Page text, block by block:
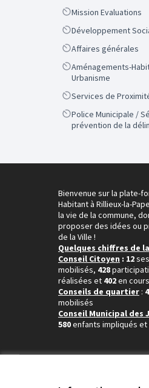
ScopeMission Evaluations
ScopeDéveloppement
ScopeAffaires générales
Scope
Aménagements-Habitat-
Urbanisme
ScopeServices de
Scope
Police Municipale / Sécurité et
prévention de la
Bienvenue sur la plate-
Habitant à Rillieux-la-
la vie de la commune,
proposer des idées ou
de la Ville !
Quelques chiffres de
Conseil Citoyen : 12
mobilisés, 428
réalisées et 402en
Conseils de quartier : 4
mobilisés
Conseil Municipal des
580enfants impliqués et